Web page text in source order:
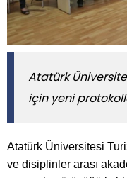
Atatürk
için yeni
Atatürk Üniversitesi
ve disiplinler arası